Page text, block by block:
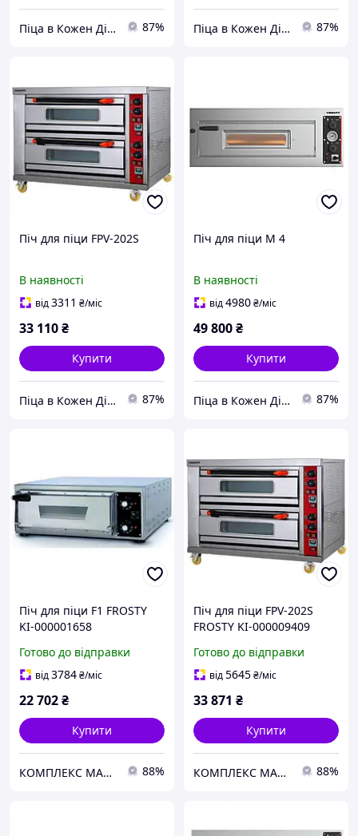
Піца в Кожен Дім! 87% Піца в Кожен Дім! 87%
Піч для піци FPV-202S
В наявності
від3311 ₴/міс
33 110₴
Купити
Піца в Кожен Дім! 87%
Піч для піци M 4
В наявності
від4980₴/міс
49 800₴
Купити
Піца в Кожен Дім! 87%
Піч для піци F1 FROSTY
KI-000001658
Готово до відправки
від3784₴/міс
22 702₴
Купити
КОМПЛЕКС МАРКЕТ 88%
Піч для піци FPV-202S
FROSTY KI-000009409
Готово до відправки
від5645₴/міс
33 871 ₴
Купити
КОМПЛЕКС МАРКЕТ 88%